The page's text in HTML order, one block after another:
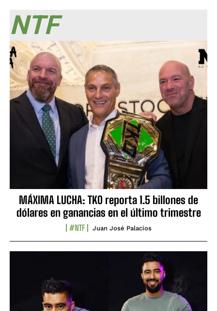
NTF
MÁXIMA LUCHA: TKO reporta 1.5 billones de
dólares en ganancias en el último trimestre
#NTF Juan José Palacios